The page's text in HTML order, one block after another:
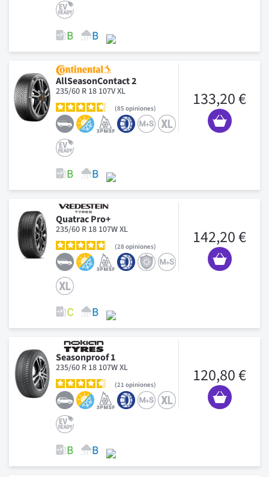
AllSeasonContact 2
235/60 R 18 107V XL
85 opiniones 133,20 €
Quatrac Pro+
235/60 R 18 107W XL
28 opiniones 142,20 €
Seasonproof 1
235/60 R 18 107W XL
21 opiniones 120,80 €